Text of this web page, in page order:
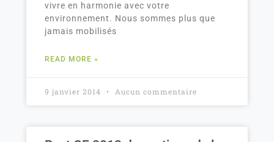
vivre en harmonie avec votre
environnement. Nous sommes plus que
jamais mobilisés
READ MORE »
9 janvier 2014 Aucun commentaire